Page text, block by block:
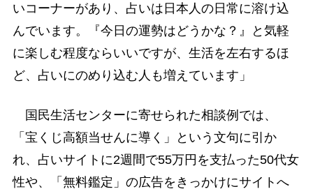
いコーナーがあり、占いは日本人の日常に溶け込
んでいます。『今日の運勢はどうかな？』と気軽
に楽しむ程度ならいいですが、生活を左右するほ
ど、占いにのめり込む人も増えています」
国民生活センターに寄せられた相談例では、
「宝くじ高額当せんに導く」という文句に引か
れ、占いサイトに2週間で55万円を支払った50代女
性や、「無料鑑定」の広告をきっかけにサイトへ